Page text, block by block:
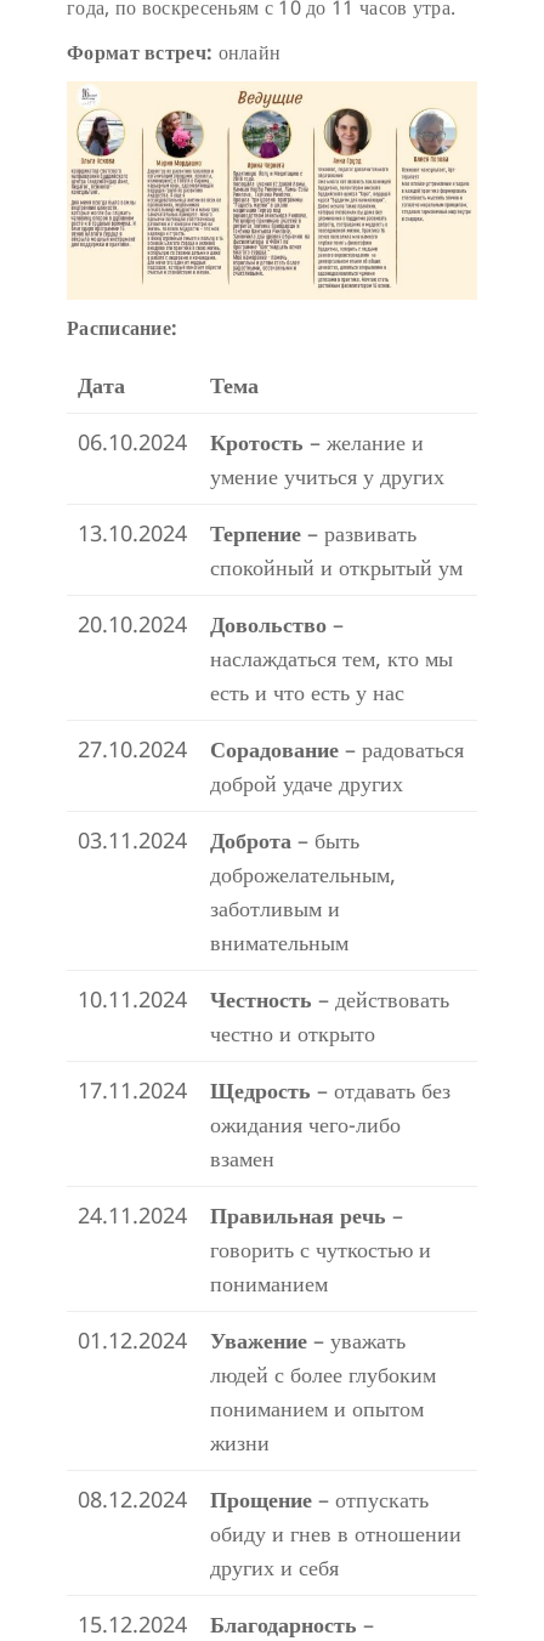
года, по воскресеньям с 10 до 11 часов утра.
Формат встреч: онлайн
Расписание:
Дата
Тема
06.10.2024
Кротость – желание и
умение учиться у других
13.10.2024
Терпение – развивать
спокойный и открытый ум
20.10.2024
Довольство –
наслаждаться тем, кто мы
есть и что есть у нас
27.10.2024
Сорадование – радоваться
доброй удаче других
03.11.2024
Доброта – быть
доброжелательным,
заботливым и
внимательным
10.11.2024
Честность – действовать
честно и открыто
17.11.2024
Щедрость – отдавать без
ожидания чего-либо
взамен
24.11.2024
Правильная речь –
говорить с чуткостью и
пониманием
01.12.2024
Уважение – уважать
людей с более глубоким
пониманием и опытом
жизни
08.12.2024
Прощение – отпускать
обиду и гнев в отношении
других и себя
15.12.2024
Благодарность –